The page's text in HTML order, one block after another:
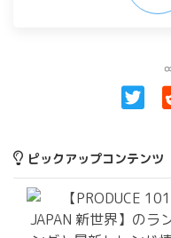
ピックアップコンテンツ